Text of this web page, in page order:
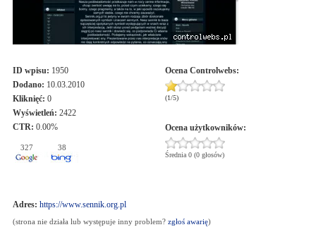
ID wpisu: 1950
Dodano: 10.03.2010
Kliknięć: 0
Wyświetleń: 2422
CTR: 0.00%
327 38
Ocena Controlwebs:
(1/5)
Ocena użytkowników:
Średnia 0 (0 głosów)
Adres: https://www.sennik.org.pl
(strona nie działa lub występuje inny problem? zgłoś awarię)